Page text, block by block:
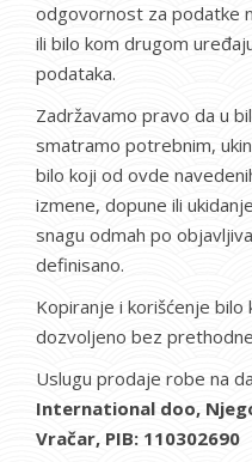
odgovornost za podatke
ili bilo kom drugom
podataka.
Zadržavamo pravo da u
smatramo potrebnim,
bilo koji od ovde
izmene, dopune ili
snagu odmah po
definisano.
Kopiranje i korišćenje
dozvoljeno bez
Uslugu prodaje robe na
International doo,
Vračar, PIB: 110302690